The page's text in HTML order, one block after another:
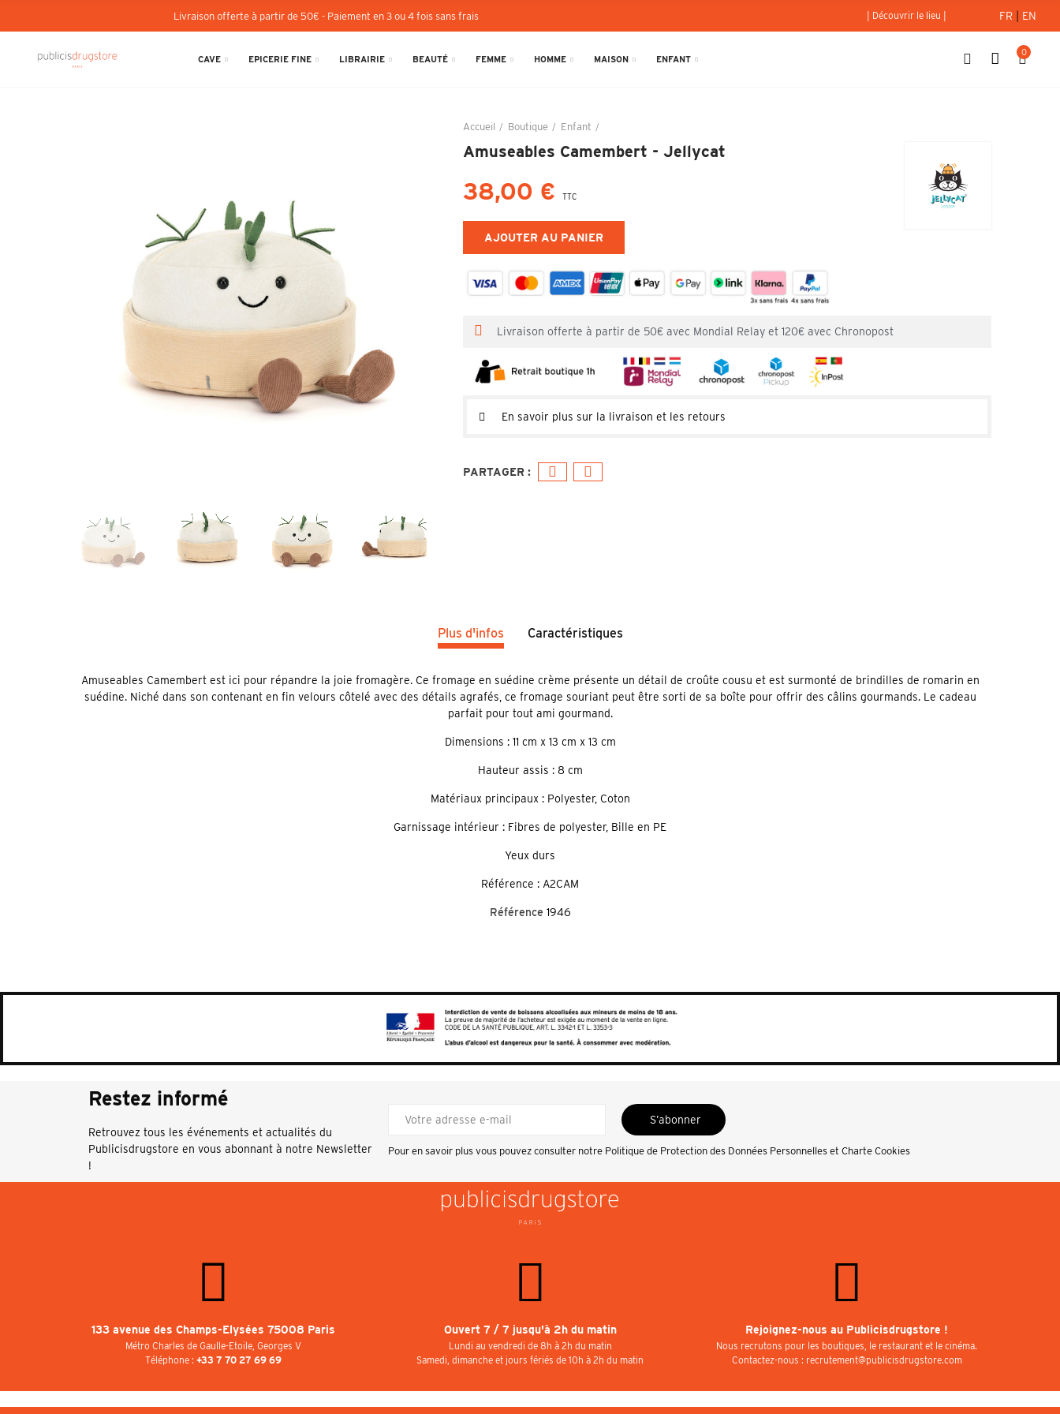
Livraison offerte à partir de 50€ - Paiement en 3 ou 4 fois sans frais | Découvrir le lieu | FR | EN
CAVE EPICERIE FINE LIBRAIRIE BEAUTÉ FEMME HOMME MAISON ENFANT
0
Accueil Boutique Enfant
Amuseables Camembert - Jellycat
38,00 € TTC
AJOUTER AU PANIER
Livraison offerte à partir de 50€ avec Mondial Relay et 120€ avec Chronopost
En savoir plus sur la livraison et les retours
Plus d'infos Caractéristiques
Amuseables Camembert est ici pour répandre la joie fromagère. Ce fromage en suédine crème présente un détail de croûte cousu et est surmonté de brindilles de romarin en
suédine. Niché dans son contenant en fin velours côtelé avec des détails agrafés, ce fromage souriant peut être sorti de sa boîte pour offrir des câlins gourmands. Le cadeau
parfait pour tout ami gourmand.
Dimensions : 11 cm x 13 cm x 13 cm
Hauteur assis : 8 cm
Matériaux principaux : Polyester, Coton
Garnissage intérieur : Fibres de polyester, Bille en PE
Yeux durs
Référence : A2CAM
Référence 1946
Restez informé
Retrouvez tous les événements et actualités du
Publicisdrugstore en vous abonnant à notre Newsletter
!
S’abonner
Pour en savoir plus vous pouvez consulter notre Politique de Protection des Données Personnelles et Charte Cookies
133 avenue des Champs-Elysées 75008 Paris
Métro Charles de Gaulle-Etoile, Georges V
Téléphone : +33 7 70 27 69 69
Ouvert 7 / 7 jusqu'à 2h du matin
Lundi au vendredi de 8h à 2h du matin
Samedi, dimanche et jours fériés de 10h à 2h du matin
Rejoignez-nous au Publicisdrugstore !
Nous recrutons pour les boutiques, le restaurant et le cinéma.
Contactez-nous : recrutement@publicisdrugstore.com